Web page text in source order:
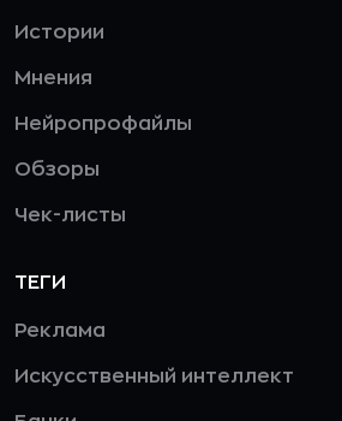
Истории
Мнения
Нейропрофайлы
Обзоры
Чек-листы
ТЕГИ
Реклама
Искусственный интеллект